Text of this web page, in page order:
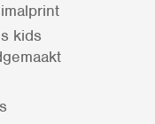
kids